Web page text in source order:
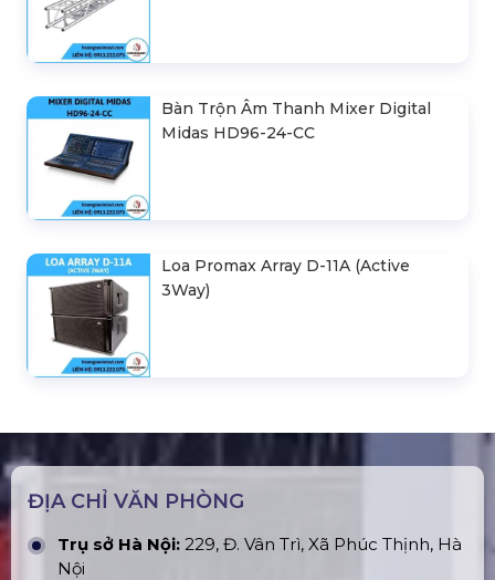
Bàn Trộn Âm Thanh Mixer Digital
Midas HD96-24-CC
Loa Promax Array D-11A (Active
3Way)
ĐỊA CHỈ VĂN PHÒNG
Trụ sở Hà Nội: 229, Đ. Vân Trì, Xã Phúc Thịnh, Hà
Nội